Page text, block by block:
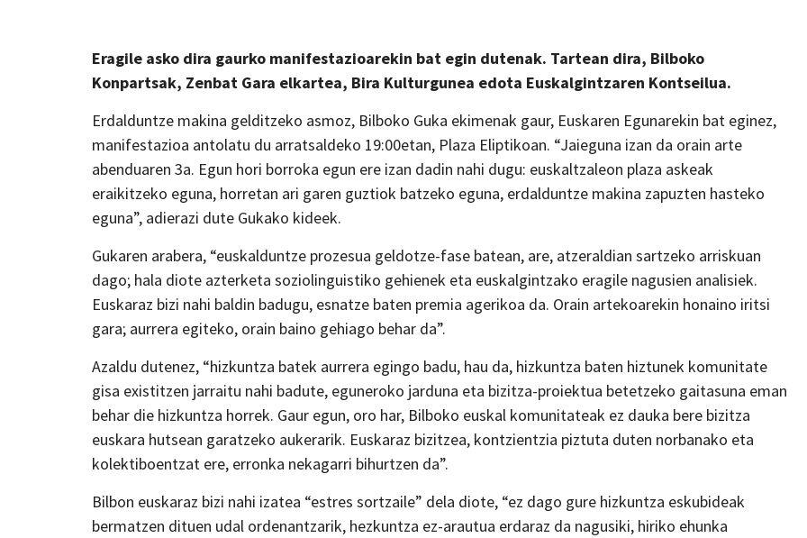
Eragile asko dira gaurko manifestazioarekin bat egin dutenak. Tartean dira, Bilboko
Konpartsak, Zenbat Gara elkartea, Bira Kulturgunea edota Euskalgintzaren Kontseilua.
Erdalduntze makina gelditzeko asmoz, Bilboko Guka ekimenak gaur, Euskaren Egunarekin bat eginez,
manifestazioa antolatu du arratsaldeko 19:00etan, Plaza Eliptikoan. “Jaieguna izan da orain arte
abenduaren 3a. Egun hori borroka egun ere izan dadin nahi dugu: euskaltzaleon plaza askeak
eraikitzeko eguna, horretan ari garen guztiok batzeko eguna, erdalduntze makina zapuzten hasteko
eguna”, adierazi dute Gukako kideek.
Gukaren arabera, “euskalduntze prozesua geldotze-fase batean, are, atzeraldian sartzeko arriskuan
dago; hala diote azterketa soziolinguistiko gehienek eta euskalgintzako eragile nagusien analisiek.
Euskaraz bizi nahi baldin badugu, esnatze baten premia agerikoa da. Orain artekoarekin honaino iritsi
gara; aurrera egiteko, orain baino gehiago behar da”.
Azaldu dutenez, “hizkuntza batek aurrera egingo badu, hau da, hizkuntza baten hiztunek komunitate
gisa existitzen jarraitu nahi badute, eguneroko jarduna eta bizitza-proiektua betetzeko gaitasuna eman
behar die hizkuntza horrek. Gaur egun, oro har, Bilboko euskal komunitateak ez dauka bere bizitza
euskara hutsean garatzeko aukerarik. Euskaraz bizitzea, kontzientzia piztuta duten norbanako eta
kolektiboentzat ere, erronka nekagarri bihurtzen da”.
Bilbon euskaraz bizi nahi izatea “estres sortzaile” dela diote, “ez dago gure hizkuntza eskubideak
bermatzen dituen udal ordenantzarik, hezkuntza ez-arautua erdaraz da nagusiki, hiriko ehunka